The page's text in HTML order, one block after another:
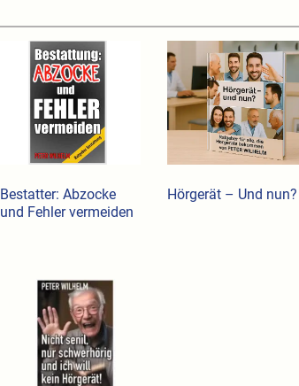
Bestatter: Abzocke
und Fehler vermeiden
Hörgerät – Und nun?